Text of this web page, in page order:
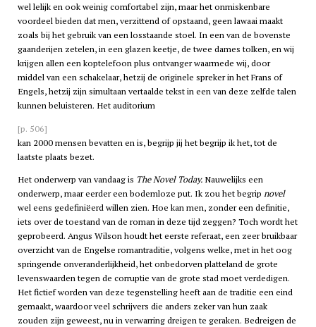
wel lelijk en ook weinig comfortabel zijn, maar het onmiskenbare
voordeel bieden dat men, verzittend of opstaand, geen lawaai maakt
zoals bij het gebruik van een losstaande stoel. In een van de bovenste
gaanderijen zetelen, in een glazen keetje, de twee dames tolken, en wij
krijgen allen een koptelefoon plus ontvanger waarmede wij, door
middel van een schakelaar, hetzij de originele spreker in het Frans of
Engels, hetzij zijn simultaan vertaalde tekst in een van deze zelfde talen
kunnen beluisteren. Het auditorium
[p. 506]
kan 2000 mensen bevatten en is, begrijp jij het begrijp ik het, tot de
laatste plaats bezet.
Het onderwerp van vandaag is The Novel Today.Nauwelijks een
onderwerp, maar eerder een bodemloze put. Ik zou het begrip novel
wel eens gedefiniëerd willen zien. Hoe kan men, zonder een definitie,
iets over de toestand van de roman in deze tijd zeggen? Toch wordt het
geprobeerd. Angus Wilson houdt het eerste referaat, een zeer bruikbaar
overzicht van de Engelse romantraditie, volgens welke, met in het oog
springende onveranderlijkheid, het onbedorven platteland de grote
levenswaarden tegen de corruptie van de grote stad moet verdedigen.
Het fictief worden van deze tegenstelling heeft aan de traditie een eind
gemaakt, waardoor veel schrijvers die anders zeker van hun zaak
zouden zijn geweest, nu in verwarring dreigen te geraken. Bedreigen de